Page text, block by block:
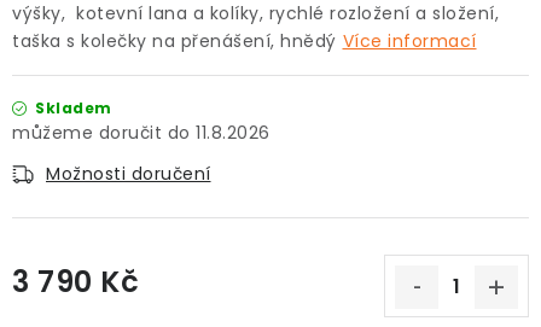
výšky, kotevní lana a kolíky, rychlé rozložení a složení,
taška s kolečky na přenášení, hnědý Více informací
Skladem
11.8.2026
Možnosti doručení
3 790 Kč